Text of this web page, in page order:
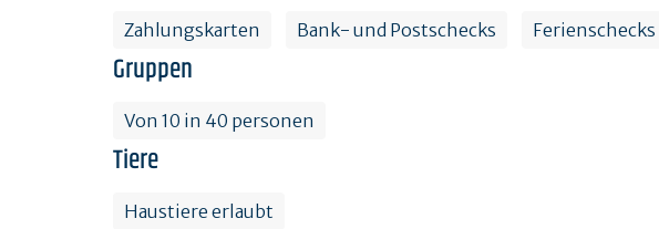
Zahlungskarten Bank- und Postschecks Ferienschecks
Gruppen
Von 10 in 40 personen
Tiere
Haustiere erlaubt